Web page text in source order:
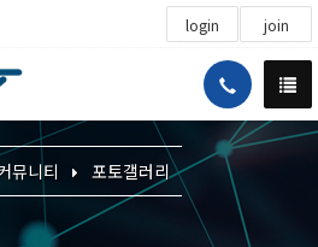
login join
뮤니티 포토갤러리